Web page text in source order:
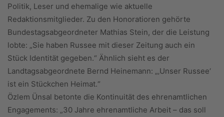
Politik, Leser und ehemalige wie aktuelle
Redaktionsmitglieder. Zu den Honoratioren gehörte
Bundestagsabgeordneter Mathias Stein, der die Leistung
lobte: „Sie haben Russee mit dieser Zeitung auch ein
Stück Identität gegeben.“ Ähnlich sieht es der
Landtagsabgeordnete Bernd Heinemann: „‚Unser Russee‘
ist ein Stückchen Heimat.“
Özlem Ünsal betonte die Kontinuität des ehrenamtlichen
Engagements: „30 Jahre ehrenamtliche Arbeit – das soll